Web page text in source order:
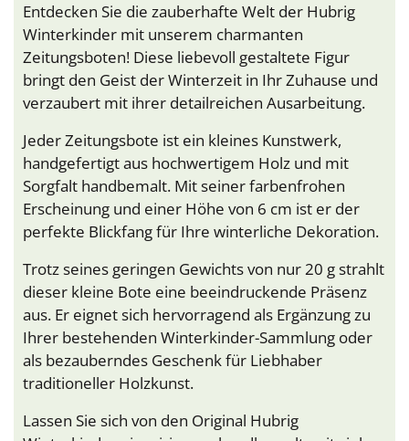
Entdecken Sie die zauberhafte Welt der Hubrig
Winterkinder mit unserem charmanten
Zeitungsboten! Diese liebevoll gestaltete Figur
bringt den Geist der Winterzeit in Ihr Zuhause und
verzaubert mit ihrer detailreichen Ausarbeitung.
Jeder Zeitungsbote ist ein kleines Kunstwerk,
handgefertigt aus hochwertigem Holz und mit
Sorgfalt handbemalt. Mit seiner farbenfrohen
Erscheinung und einer Höhe von 6 cm ist er der
perfekte Blickfang für Ihre winterliche Dekoration.
Trotz seines geringen Gewichts von nur 20 g strahlt
dieser kleine Bote eine beeindruckende Präsenz
aus. Er eignet sich hervorragend als Ergänzung zu
Ihrer bestehenden Winterkinder-Sammlung oder
als bezauberndes Geschenk für Liebhaber
traditioneller Holzkunst.
Lassen Sie sich von den Original Hubrig